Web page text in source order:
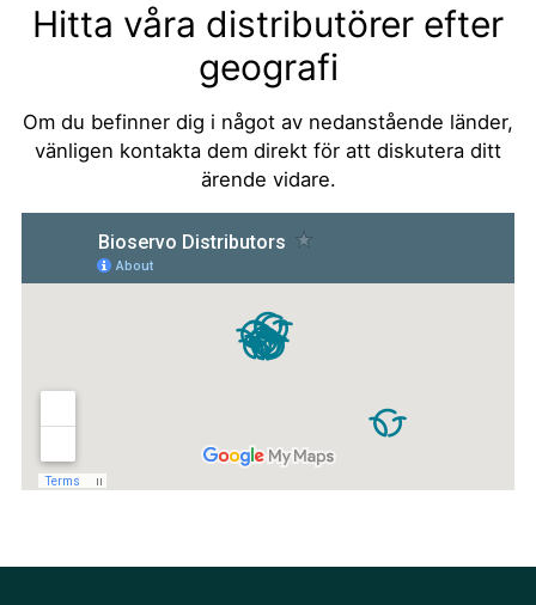
Hitta våra distributörer efter
geografi
Om du befinner dig i något av nedanstående länder,
vänligen kontakta dem direkt för att diskutera ditt
ärende vidare.